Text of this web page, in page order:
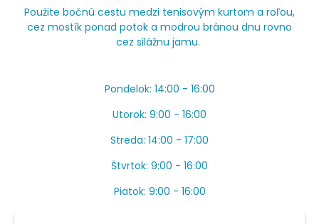
Použite bočnú cestu medzi tenisovým kurtom a roľou,
cez mostík ponad potok a modrou bránou dnu rovno
cez silážnu jamu.
Pondelok: 14:00 - 16:00
Utorok: 9:00 - 16:00
Streda: 14:00 - 17:00
Štvrtok: 9:00 - 16:00
Piatok: 9:00 - 16:00